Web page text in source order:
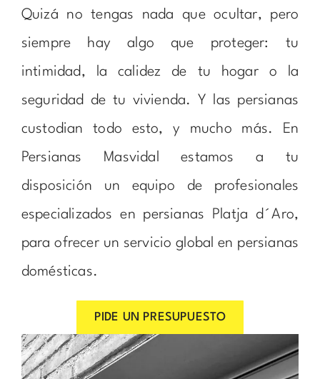
Quizá no tengas nada que ocultar, pero
siempre hay algo que proteger: tu
intimidad, la calidez de tu hogar o la
seguridad de tu vivienda. Y las persianas
custodian todo esto, y mucho más. En
Persianas Masvidal estamos a tu
disposición un equipo de profesionales
especializados en persianas Platja d´Aro,
para ofrecer un servicio global en persianas
domésticas.
PIDE UN PRESUPUESTO